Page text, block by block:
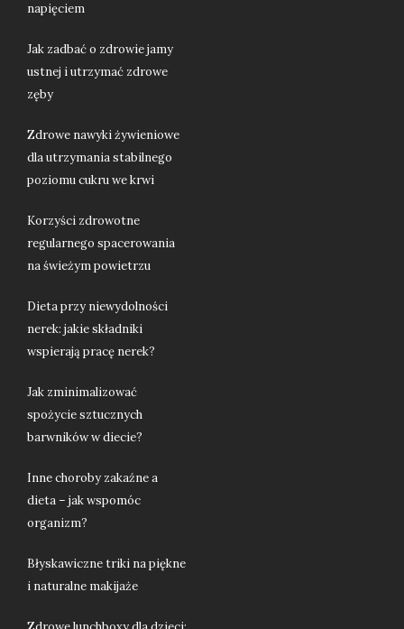
napięciem
Jak zadbać o zdrowie jamy
ustnej i utrzymać zdrowe
zęby
Zdrowe nawyki żywieniowe
dla utrzymania stabilnego
poziomu cukru we krwi
Korzyści zdrowotne
regularnego spacerowania
na świeżym powietrzu
Dieta przy niewydolności
nerek: jakie składniki
wspierają pracę nerek?
Jak zminimalizować
spożycie sztucznych
barwników w diecie?
Inne choroby zakaźne a
dieta – jak wspomóc
organizm?
Błyskawiczne triki na piękne
i naturalne makijaże